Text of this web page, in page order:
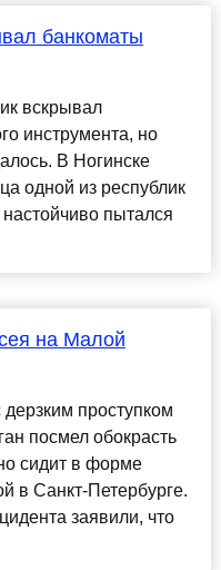
банкоматы
вскрывал
инструмента, но
В Ногинске
одной из республик
пытался
на Малой
проступком
посмел обокрасть
сидит в форме
в Санкт-Петербурге.
заявили, что